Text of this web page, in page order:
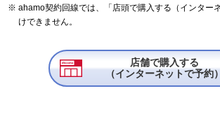
ahamo契約回線では、「店頭で購入する（インター
けできません。
店舗で購入する
（インターネットで予約）